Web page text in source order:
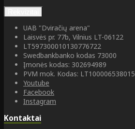
UAB "Dviračių arena"
Laisvės pr. 77b, Vilnius LT-06122
LT597300010130776722
Swedbankbanko kodas 73000
Įmonės kodas: 302694989
PVM mok. Kodas: LT100006538015
Youtube
Facebook
Instagram
Kontaktai